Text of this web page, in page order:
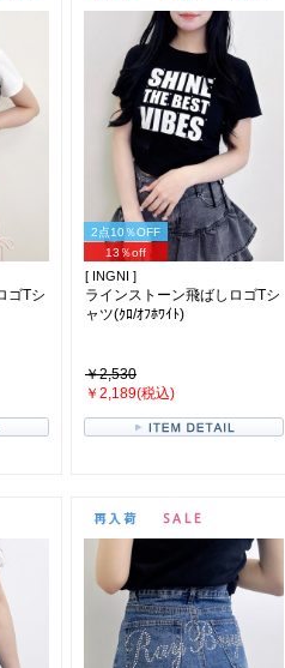
ゴTシ
2点10％OFF
13％off
[ INGNI ]
ラインストーン飛ばしロゴTシ
ャツ(ｸﾛ/ｵﾌﾎﾜｲﾄ)
￥2,530
￥2,189(税込)